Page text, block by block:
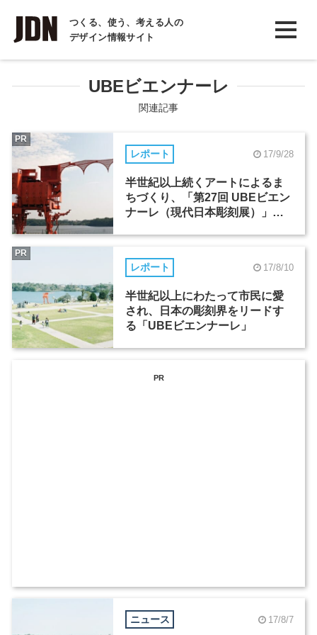
つくる、使う、考える人の
デザイン情報サイト
INTERVIEW
インタビュー
REPORT
COLUMN
コラム
UBEビエンナーレ
関連記事
レポート 17/9/28
半世紀以上続くアートによるま
ちづくり、「第27回 UBEビエン
ナーレ（現代日本彫刻展）」が
PR
レポート 17/8/10
半世紀以上にわたって市民に愛
され、日本の彫刻界をリードす
る「UBEビエンナーレ」
PR
PR
ニュース 17/8/7